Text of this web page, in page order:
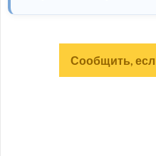
Сообщить,